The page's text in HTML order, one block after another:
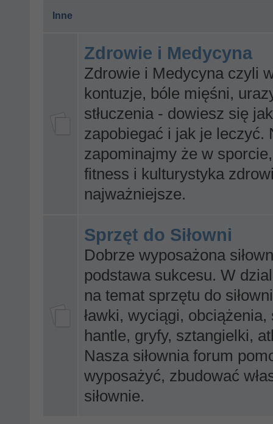
Inne
Zdrowie i Medycyna
Zdrowie i Medycyna czyli
kontuzje, bóle mięśni,
stłuczenia - dowiesz się
zapobiegać i jak je leczyć.
zapominajmy że w
fitness i kulturystyka
najważniejsze.
Sprzęt do Siłowni
Dobrze wyposażona
podstawa sukcesu. W
na temat sprzętu do
ławki, wyciągi, obciążenia,
hantle, gryfy, sztangielki,
Nasza siłownia forum
wyposażyć, zbudować
siłownie.